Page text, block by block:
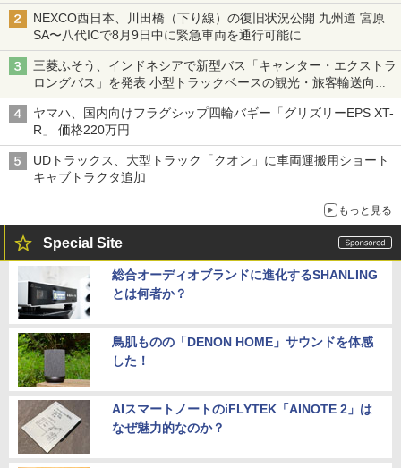
NEXCO西日本、川田橋（下り線）の復旧状況公開 九州道 宮原
SA〜八代ICで8月9日中に緊急車両を通行可能に
三菱ふそう、インドネシアで新型バス「キャンター・エクストラ
ロングバス」を発表 小型トラックベースの観光・旅客輸送向け
バス
ヤマハ、国内向けフラグシップ四輪バギー「グリズリーEPS XT-
R」 価格220万円
UDトラックス、大型トラック「クオン」に車両運搬用ショート
キャブトラクタ追加
もっと見る
Special Site
総合オーディオブランドに進化するSHANLING
とは何者か？
鳥肌ものの「DENON HOME」サウンドを体感
した！
AIスマートノートのiFLYTEK「AINOTE 2」は
なぜ魅力的なのか？